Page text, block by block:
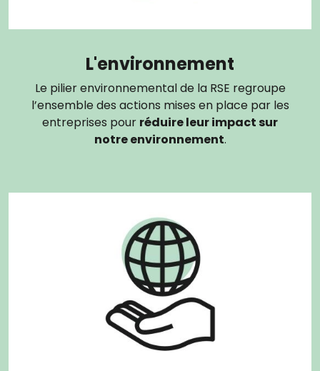
L'environnement
Le pilier environnemental de la RSE regroupe
l’ensemble des actions mises en place par les
entreprises pour réduire leur impact sur
notre environnement.